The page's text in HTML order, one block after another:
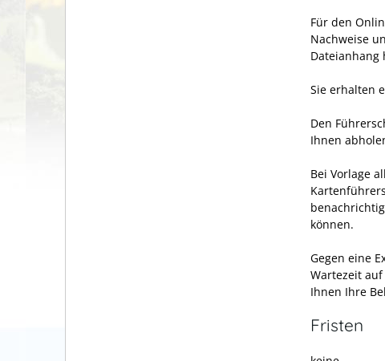
Für den
Nachweise
Dateianhang
Sie erhalten
Den
Ihnen
Bei Vorlage
können.
Gegen eine
Wartezeit
Ihnen Ihre
Fristen